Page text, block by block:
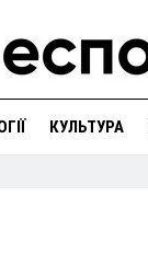
КУЛЬТУРА